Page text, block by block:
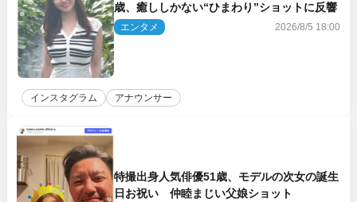
歳、癒ししかない“ひまわり”ショットに反響
エンタメ 2026/8/5 18:00
インスタグラム アナウンサー
特撮出身人気俳優51歳、モデルの次女の誕生
日お祝い 仲睦まじい父娘ショット